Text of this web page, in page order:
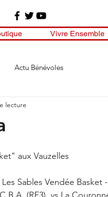
Vivre Ensemble
Actu Bénévoles
lecture
aux Vauzelles
Sables Vendée Basket